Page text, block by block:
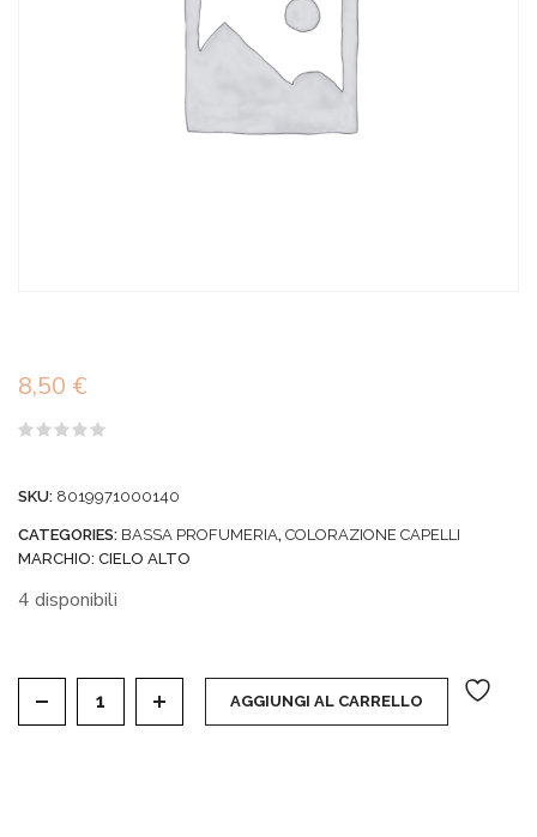
8,50 €
5
SKU: 8019971000140
CATEGORIES: BASSA PROFUMERIA, COLORAZIONE CAPELLI
MARCHIO: CIELO ALTO
4 disponibili
KERAMINE H - COLORE 6,6 ROSSO PROFONDO
AGGIUNGI AL CARRELLO